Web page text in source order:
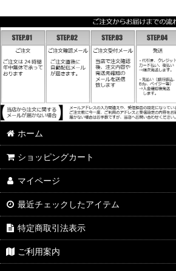
ホーム
ショッピングカート
マイページ
最近チェックしたアイテム
特定商取引法表示
ご利用案内